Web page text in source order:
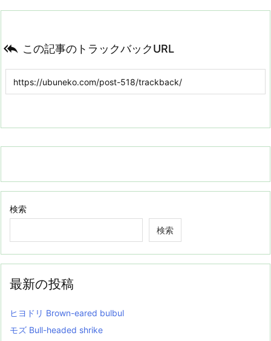
 この記事のトラックバックURL
検索
検索
最新の投稿
ヒヨドリ Brown-eared bulbul
モズ Bull-headed shrike